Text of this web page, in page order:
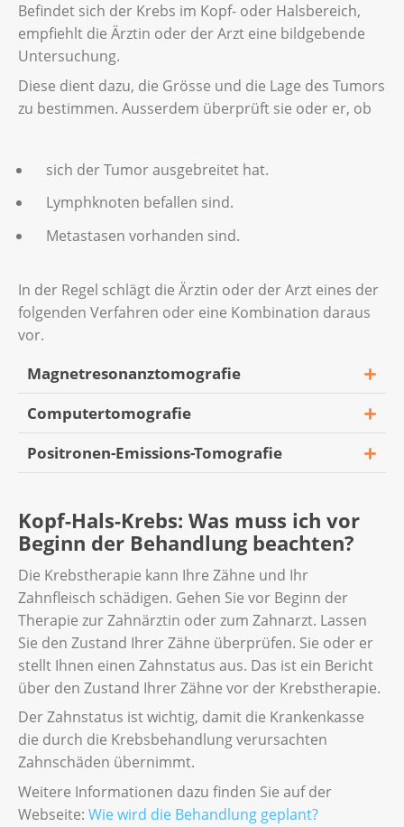
Befindet sich der Krebs im Kopf- oder Halsbereich,
empfiehlt die Ärztin oder der Arzt eine bildgebende
Untersuchung.
Diese dient dazu, die Grösse und die Lage des Tumors
zu bestimmen. Ausserdem überprüft sie oder er, ob
sich der Tumor ausgebreitet hat.
Lymphknoten befallen sind.
Metastasen vorhanden sind.
In der Regel schlägt die Ärztin oder der Arzt eines der
folgenden Verfahren oder eine Kombination daraus
vor.
Magnetresonanztomografie
Die Magnetresonanztomografie (kurz: MRT)
ist eine Untersuchung, bei der detaillierte
Bilder von Kopf und Hals erstellt werden. Die
wird keine Strahlung verwendet.
In einigen Fällen kann das Radiologie-
Personal Ihnen eine Kontrastflüssigkeit in
eine Vene spritzen. Damit können sie die
Bereiche, in denen der Tumor wächst,
genauer sehen. In der Regel dauert die MRT
zwischen 30 und 60 Minuten und ist nicht
schmerzhaft.
Computertomografie
Die Computertomografie (kurz: CT) ist eine
werden. Sie dient dazu, festzustellen, wie
gross der Tumor ist und ob er Knochen,
Lunge oder Gehirn befallen hat.
Um genauer zu sehen, wo der Tumor wächst,
kann Ihnen das Radiologie-Personal ein
Kontrastmittel in die Vene spritzen. Die CT
dauert in der Regel bis zu etwa 20 Minuten.
Positronen-Emissions-Tomografie
(kurz: PET) spritzt die Radiologin oder der
Radiologe eine zuckerähnliche Substanz in
Ihre Vene. Diese ist leicht radioaktiv und
reichert sich in den aktiven Tumorzellen an.
Die PET ist eine schmerzfreie Untersuchung
und dauert in der Regel zwischen 30 und 60
Minuten.
Fachpersonen setzen die PET auch nach der
Therapie ein, um zu kontrollieren, ob der
Tumor wieder auftritt.
Kopf-Hals-Krebs: Was muss ich vor
Beginn der Behandlung beachten?
Die Krebstherapie kann Ihre Zähne und Ihr
Zahnfleisch schädigen. Gehen Sie vor Beginn der
Therapie zur Zahnärztin oder zum Zahnarzt. Lassen
Sie den Zustand Ihrer Zähne überprüfen. Sie oder er
stellt Ihnen einen Zahnstatus aus. Das ist ein Bericht
über den Zustand Ihrer Zähne vor der Krebstherapie.
Der Zahnstatus ist wichtig, damit die Krankenkasse
die durch die Krebsbehandlung verursachten
Zahnschäden übernimmt.
Weitere Informationen dazu finden Sie auf der
Webseite: Wie wird die Behandlung geplant?